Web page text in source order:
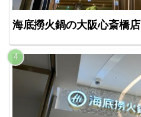
海底撈火鍋の大阪心斎橋店